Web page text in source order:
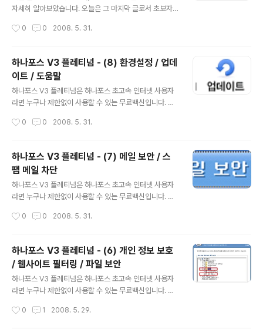
자세히 알아보았습니다. 오늘은 그 마지막 글로서 초보자
질문과 답변 형식으로 하나씩 풀어보겠습니다. 하나포스 V
레티넘은 안철수연구소의 유료백신인 V3 인터넷 시큐리티
2007 플레티넘 (V3 Internet Security 2007 Platinu
m) 과 동일한 제품으로, 안철수연구소에서 무료로 배포 중
인 빛자루 데스크톱에 비해 바이러스 메일 검사 / 개인정보
플레티넘 무료 다운로드 : http://security.ha..
0 0 2008. 5. 31.
하나포스 V3 플레티넘 - (8) 환경설정 / 업데
이트 / 도움말
하나포스 V3 플레티넘은 하나포스 초고속 인터넷 사용자
라면 누구나 제한없이 사용할 수 있는 무료백신입니다. 하
터넷 시큐리티 2007 플레티넘 (V3 Internet Security
검사 / 개인정보 보호 등과 같은 기능을 추가로 지원합니다.
- 하나포스 V3 플레티넘 무료 다운로드 : http://securit
y.hanafos.com 지난 글에서 실시간으로 메일을 검사하
고, 무분별한 스팸 메일을 필터링하는 방법을 알아보았습
트 업데이트 유틸리티를 사용하여 최신 업데이트를 유지
0 0 2008. 5. 31.
하나포스 V3 플레티넘 - (7) 메일 보안 / 스
팸 메일 차단
하나포스 V3 플레티넘은 하나포스 초고속 인터넷 사용자
라면 누구나 제한없이 사용할 수 있는 무료백신입니다. 하
터넷 시큐리티 2007 플레티넘 (V3 Internet Security
검사 / 개인정보 보호 등과 같은 기능을 추가로 지원합니다.
- 하나포스 V3 플레티넘 무료 다운로드 : http://securit
y.hanafos.com 지난 글에서 웹사이트 비밀번호, 신용카
드 번호와 같은 중요한 개인 정보의 유출을 방지하고, 유해
클라이언트 프로그램으로 메일을 주고받을 때 발생할 수..
0 0 2008. 5. 31.
하나포스 V3 플레티넘 - (6) 개인 정보 보호
/ 웹사이트 필터링 / 파일 보안
하나포스 V3 플레티넘은 하나포스 초고속 인터넷 사용자
라면 누구나 제한없이 사용할 수 있는 무료백신입니다. 하
터넷 시큐리티 2007 플레티넘 (V3 Internet Security
0 1 2008. 5. 29.